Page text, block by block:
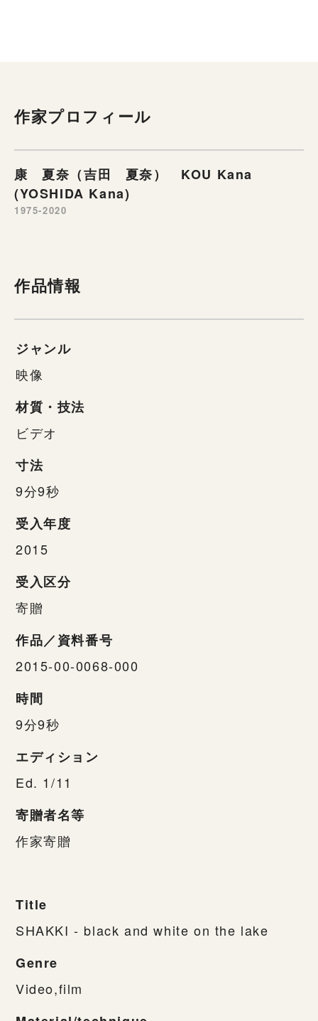
作家プロフィール
康 夏奈（吉田 夏奈） KOU Kana
(YOSHIDA Kana)
1975-2020
作品情報
ジャンル
映像
材質・技法
ビデオ
寸法
9分9秒
受入年度
2015
受入区分
寄贈
作品／資料番号
2015-00-0068-000
時間
9分9秒
エディション
Ed. 1/11
寄贈者名等
作家寄贈
Title
SHAKKI - black and white on the lake
Genre
Video,film